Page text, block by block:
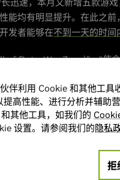
能均有明显提升。在此之前，
发者能够在不到一天的时间
of Duty: War Zone)”、“使
。“使命召唤：战区 (Call
。
，帧率将大幅提升，使游戏
Core 的 GeForce RTX
伴利用 Cookie 和其他工具
高性能、进行分析并辅助
其他工具，如我们的
设置。请参阅我们的隐私
拒